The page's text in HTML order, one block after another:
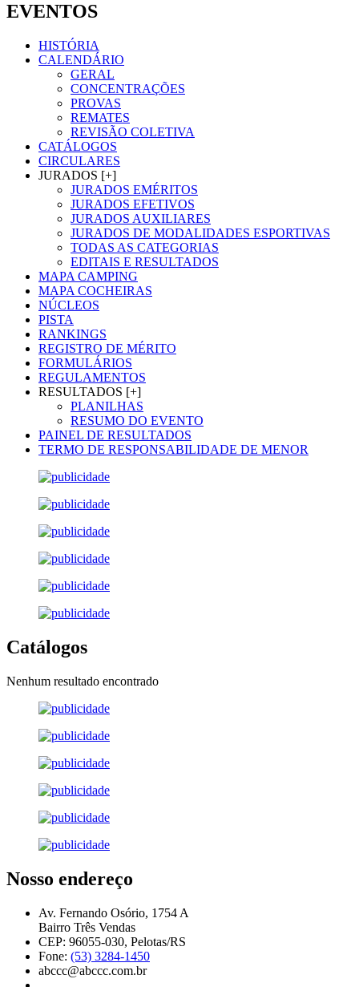
EVENTOS
HISTÓRIA
CALENDÁRIO
GERAL
CONCENTRAÇÕES
PROVAS
REMATES
REVISÃO COLETIVA
CATÁLOGOS
CIRCULARES
JURADOS [+]
JURADOS EMÉRITOS
JURADOS EFETIVOS
JURADOS AUXILIARES
JURADOS DE MODALIDADES ESPORTIVAS
TODAS AS CATEGORIAS
EDITAIS E RESULTADOS
MAPA CAMPING
MAPA COCHEIRAS
NÚCLEOS
PISTA
RANKINGS
REGISTRO DE MÉRITO
FORMULÁRIOS
REGULAMENTOS
RESULTADOS [+]
PLANILHAS
RESUMO DO EVENTO
PAINEL DE RESULTADOS
TERMO DE RESPONSABILIDADE DE MENOR
Catálogos
Nenhum resultado encontrado
Nosso endereço
Av. Fernando Osório, 1754 A
Bairro Três Vendas
CEP: 96055-030, Pelotas/RS
Fone: (53) 3284-1450
abccc@abccc.com.br